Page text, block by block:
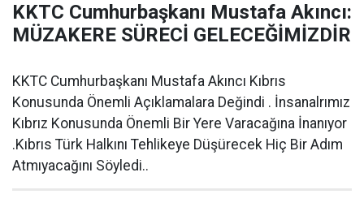
KKTC Cumhurbaşkanı Mustafa Akıncı:
MÜZAKERE SÜRECİ GELECEĞİMİZDİR
KKTC Cumhurbaşkanı Mustafa Akıncı Kıbrıs
Konusunda Önemli Açıklamalara Değindi . İnsanalrımız
Kıbrız Konusunda Önemli Bir Yere Varacağına İnanıyor
.Kıbrıs Türk Halkını Tehlikeye Düşürecek Hiç Bir Adım
Atmıyacağını Söyledi..